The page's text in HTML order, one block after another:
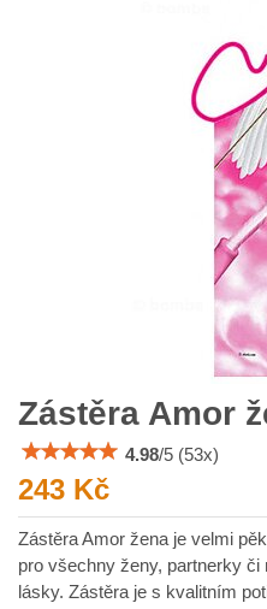
Zástěra Amor
4.98/5 (53x)
243 Kč
Zástěra Amor žena je velmi
pro všechny ženy, partnerky
lásky. Zástěra je s kvalitním